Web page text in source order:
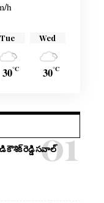
h
Tue
30°C
Wed
30°C
కౌశిక్ రెడ్డి సవాల్